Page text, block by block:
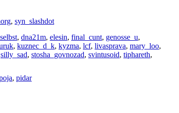
, syn_slashdot
, dna21m, elesin, final_cunt, genosse_u,
, kuznec_d_k, kyzma, lcf, livasprava, mary_loo,
silly_sad, stosha_govnozad, svintusoid, tiphareth,
, pidar